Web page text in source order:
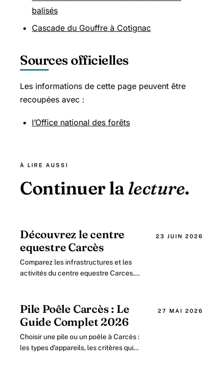
balisés
Cascade du Gouffre à Cotignac
Sources officielles
Les informations de cette page peuvent être
recoupées avec :
l’Office national des forêts
À LIRE AUSSI
Continuer lalecture.
Découvrez le centre
equestre Carcès
Comparez les infrastructures et les
activités du centre equestre Carces.
pratiques.
23 JUIN 2026
Pile Poêle Carcès : Le
Guide Complet 2026
Choisir une pile ou un poêle à Carcès :
les types d'appareils, les critères qui
27 MAI 2026